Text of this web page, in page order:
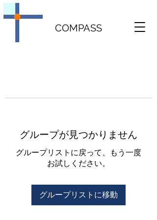
COMPASS
グループが見つかりません
グループリストに戻って、もう一度
お試しください。
グループリストに移動